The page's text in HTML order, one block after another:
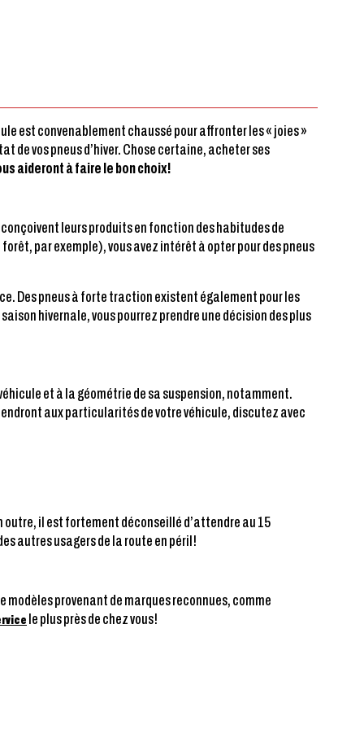
est convenablement chaussé pour affronter les « joies »
de vos pneus d’hiver. Chose certaine, acheter ses
aideront à faire le bon choix!
leurs produits en fonction des habitudes de
par exemple), vous avez intérêt à opter pour des pneus
Des pneus à forte traction existent également pour les
hivernale, vous pourrez prendre une décision des plus
et à la géométrie de sa suspension, notamment.
aux particularités de votre véhicule, discutez avec
outre, il est fortement déconseillé d’attendre au 15
autres usagers de la route en péril!
modèles provenant de marques reconnues, comme
le plus près de chez vous!